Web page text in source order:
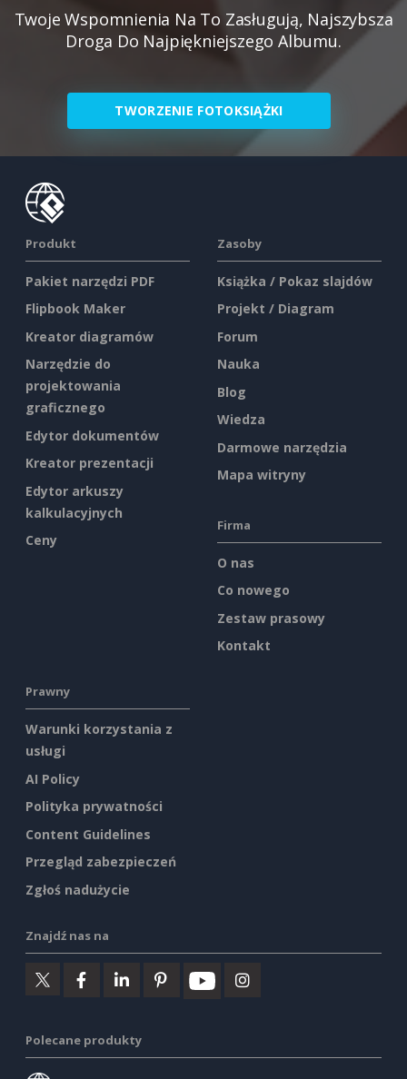
Twoje Wspomnienia Na To Zasługują, Najszybsza
Droga Do Najpiękniejszego Albumu.
TWORZENIE FOTOKSIĄŻKI
Produkt
Pakiet narzędzi PDF
Flipbook Maker
Kreator diagramów
Narzędzie do
projektowania
graficznego
Edytor dokumentów
Kreator prezentacji
Edytor arkuszy
kalkulacyjnych
Ceny
Zasoby
Książka / Pokaz slajdów
Projekt / Diagram
Forum
Nauka
Blog
Wiedza
Darmowe narzędzia
Mapa witryny
Firma
O nas
Co nowego
Zestaw prasowy
Kontakt
Prawny
Warunki korzystania z
usługi
AI Policy
Polityka prywatności
Content Guidelines
Przegląd zabezpieczeń
Zgłoś nadużycie
Znajdź nas na
Polecane produkty